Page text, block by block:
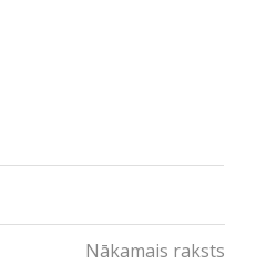
Nākamais raksts